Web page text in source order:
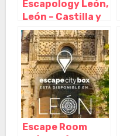
Escapology León,
León – Castilla y
León
Escape Room